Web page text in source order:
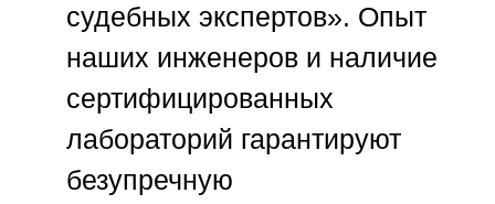
судебных экспертов». Опыт
наших инженеров и наличие
сертифицированных
лабораторий гарантируют
безупречную